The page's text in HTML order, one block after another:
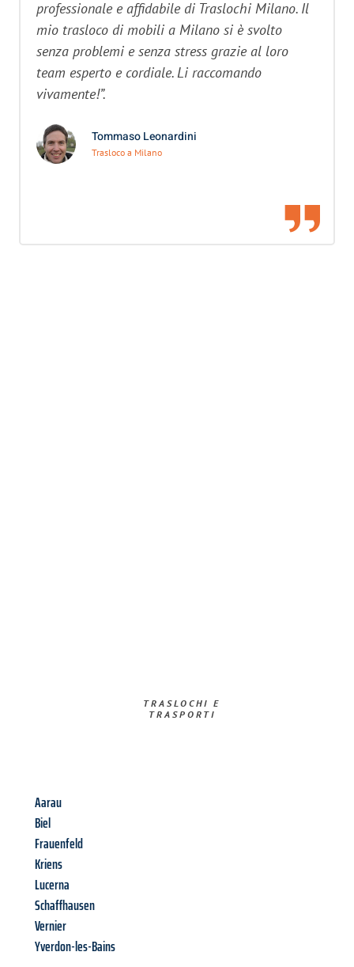
professionale e affidabile di Traslochi Milano. Il
mio trasloco di mobili a Milano si è svolto
senza problemi e senza stress grazie al loro
team esperto e cordiale. Li raccomando
vivamente!”.
Tommaso Leonardini
Trasloco a Milano
TRASLOCHI E
TRASPORTI​
Aarau
Biel
Frauenfeld
Kriens
Lucerna
Schaffhausen
Vernier
Yverdon-les-Bains